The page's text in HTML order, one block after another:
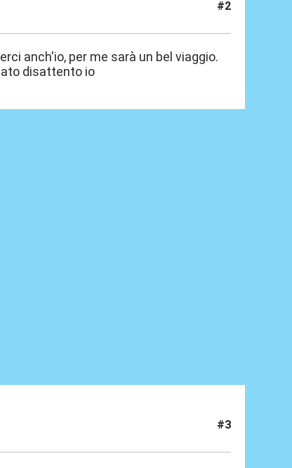
#2
anch'io, per me sarà un bel viaggio.
disattento io
#3